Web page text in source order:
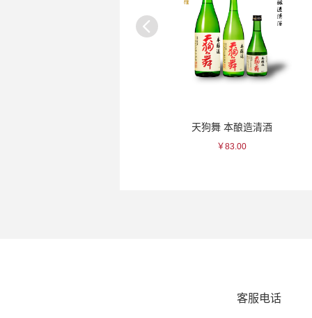
天狗舞 本酿造清酒
￥83.00
客服电话